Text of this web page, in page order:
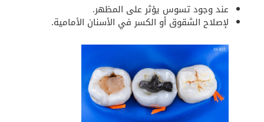
عند وجود تسوس يؤثر على المظهر.
لإصلاح الشقوق أو الكسر في الأسنان الأمامية.